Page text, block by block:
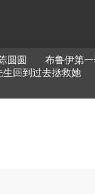
圆圆 布鲁伊第
生回到过去拯救她